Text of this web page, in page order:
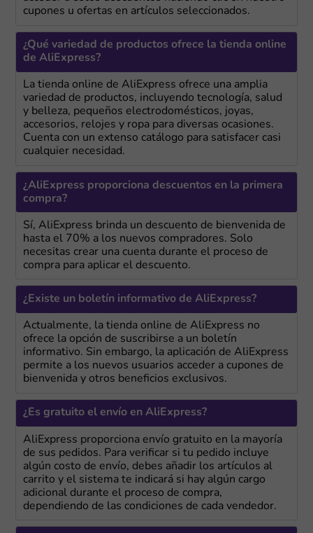
cupones u ofertas en artículos seleccionados.
¿Qué variedad de productos ofrece la tienda online
de AliExpress?
La tienda online de AliExpress ofrece una amplia
variedad de productos, incluyendo tecnología, salud
y belleza, pequeños electrodomésticos, joyas,
accesorios, relojes y ropa para diversas ocasiones.
Cuenta con un extenso catálogo para satisfacer casi
cualquier necesidad.
¿AliExpress proporciona descuentos en la primera
compra?
Sí, AliExpress brinda un descuento de bienvenida de
hasta el 70% a los nuevos compradores. Solo
necesitas crear una cuenta durante el proceso de
compra para aplicar el descuento.
¿Existe un boletín informativo de AliExpress?
Actualmente, la tienda online de AliExpress no
ofrece la opción de suscribirse a un boletín
informativo. Sin embargo, la aplicación de AliExpress
permite a los nuevos usuarios acceder a cupones de
bienvenida y otros beneficios exclusivos.
¿Es gratuito el envío en AliExpress?
AliExpress proporciona envío gratuito en la mayoría
de sus pedidos. Para verificar si tu pedido incluye
algún costo de envío, debes añadir los artículos al
carrito y el sistema te indicará si hay algún cargo
adicional durante el proceso de compra,
dependiendo de las condiciones de cada vendedor.